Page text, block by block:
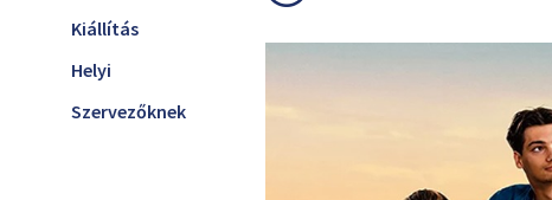
Kiállítás
Helyi
Szervezőknek